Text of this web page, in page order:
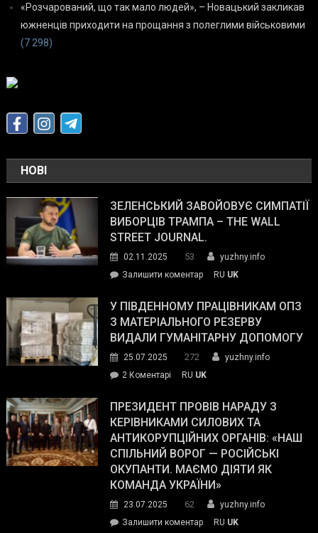
«Розчарований, що так мало людей», – Новацький закликав
южненців приходити на прощання з полеглими військовими
(7 298)
НОВІ
ЗЕЛЕНСЬКИЙ ЗАВОЙОВУЄ СИМПАТІЇ
ВИБОРЦІВ ТРАМПА – THE WALL
STREET JOURNAL.
02.11.2025 53
yuzhny.info
Залишити коментарon
завойовує
симпатії
виборців
The
Street
Journal.
RU UK
У ПІВДЕННОМУ ПРАЦІВНИКАМ ОПЗ
З МАТЕРІАЛЬНОГО РЕЗЕРВУ
ВИДАЛИ ГУМАНІТАРНУ ДОПОМОГУ
25.07.2025 272
yuzhny.info
2 Коментарі
Південному
працівникам
ОПЗ
з
матеріального
резерву
гуманітарну
допомогу
RU UK
ПРЕЗИДЕНТ ПРОВІВ НАРАДУ З
КЕРІВНИКАМИ СИЛОВИХ ТА
АНТИКОРУПЦІЙНИХ ОРГАНІВ: «НАШ
СПІЛЬНИЙ ВОРОГ — РОСІЙСЬКІ
ОКУПАНТИ. МАЄМО ДІЯТИ ЯК
КОМАНДА УКРАЇНИ»
23.07.2025 62
yuzhny.info
Залишити коментарon
RU UK